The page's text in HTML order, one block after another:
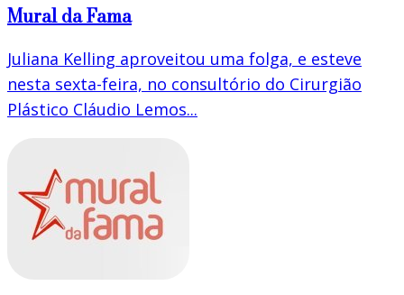
Mural da Fama
Juliana Kelling aproveitou uma folga, e esteve
nesta sexta-feira, no consultório do Cirurgião
Plástico Cláudio Lemos...